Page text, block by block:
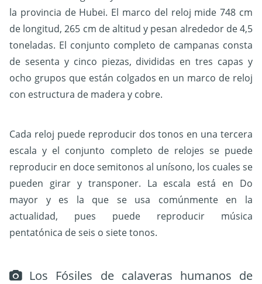
la provincia de Hubei. El marco del reloj mide 748 cm
de longitud, 265 cm de altitud y pesan alrededor de 4,5
toneladas. El conjunto completo de campanas consta
de sesenta y cinco piezas, divididas en tres capas y
ocho grupos que están colgados en un marco de reloj
con estructura de madera y cobre.
Cada reloj puede reproducir dos tonos en una tercera
escala y el conjunto completo de relojes se puede
reproducir en doce semitonos al unísono, los cuales se
pueden girar y transponer. La escala está en Do
mayor y es la que se usa comúnmente en la
actualidad, pues puede reproducir música
pentatónica de seis o siete tonos.
Los Fósiles de calaveras humanos de